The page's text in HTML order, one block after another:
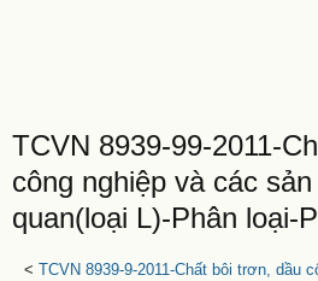
TCVN 8939-99-2011-
công nghiệp và các
quan(loại L)-Phân loại-
< TCVN 8939-9-2011-Chất bôi trơn, dầu